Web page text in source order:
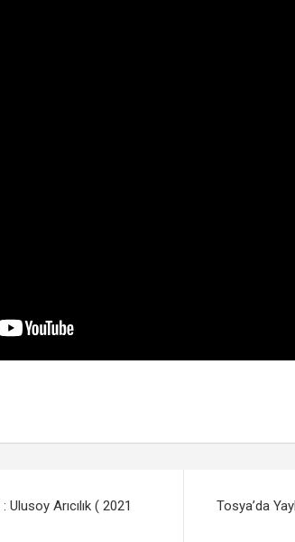
Ulusoy Arıcılık ( 2021
Tosya’da